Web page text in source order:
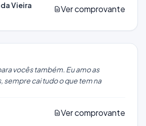
Vieira
Ver comprovante
vocês também. Eu amo as
sempre cai tudo o que tem na
Ver comprovante